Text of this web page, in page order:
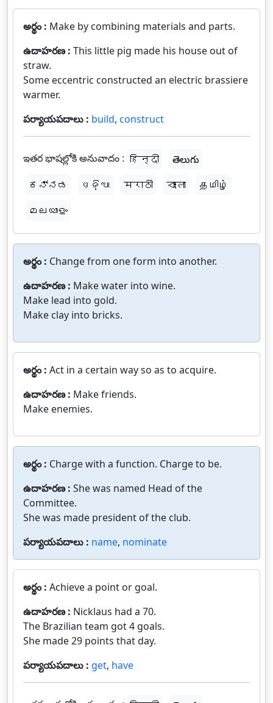
అర్థం : Make by combining materials and parts.
ఉదాహరణ : This little pig made his house out of
straw.
Some eccentric constructed an electric brassiere
warmer.
పర్యాయపదాలు : build, construct
ఇతర భాషల్లోకి అనువాదం : हिन्दी
తెలుగు
ಕನ್ನಡ
ଓଡ଼ିଆ मराठी বাংলা
தமிழ்
മലയാളം
అర్థం : Change from one form into another.
ఉదాహరణ : Make water into wine.
Make lead into gold.
Make clay into bricks.
అర్థం : Act in a certain way so as to acquire.
ఉదాహరణ : Make friends.
Make enemies.
అర్థం : Charge with a function. Charge to be.
ఉదాహరణ : She was named Head of the
Committee.
She was made president of the club.
పర్యాయపదాలు : name, nominate
అర్థం : Achieve a point or goal.
ఉదాహరణ : Nicklaus had a 70.
The Brazilian team got 4 goals.
She made 29 points that day.
పర్యాయపదాలు : get, have